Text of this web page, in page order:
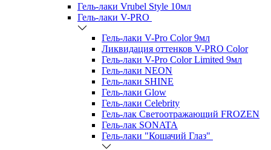
Гель-лаки Vrubel Style 10мл
Гель-лаки V-PRO
Гель-лаки V-Pro Color 9мл
Ликвидация оттенков V-PRO Color
Гель-лаки V-Pro Color Limited 9мл
Гель-лаки NEON
Гель-лаки SHINE
Гель-лаки Glow
Гель-лаки Celebrity
Гель-лак Светоотражающий FROZEN
Гель-лак SONATA
Гель-лаки "Кошачий Глаз"